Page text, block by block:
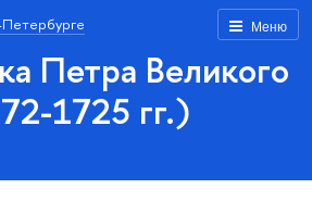
Меню
Петра Великого
1725 гг.)